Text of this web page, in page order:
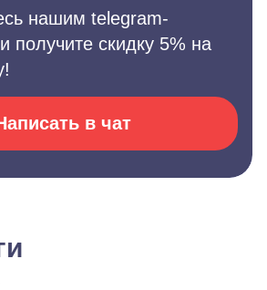
нашим telegram-
получите скидку 5% на
в чат